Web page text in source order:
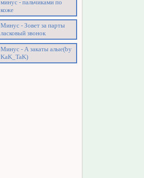
минус - пальчиками по
коже
Минус - Зовет за парты
ласковый звонок
Минус - А закаты алые(by
KaK_TaK)